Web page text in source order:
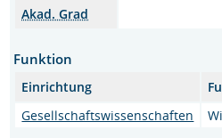
Akad. Grad
Funktion
Einrichtung
Gesellschaftswissenschaften